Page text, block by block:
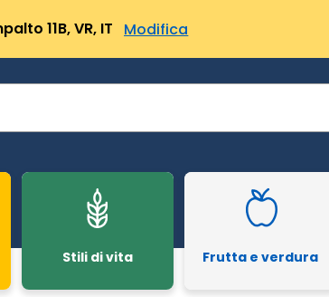
11B, VR, IT Modifica
Stili di vita Frutta e verdura